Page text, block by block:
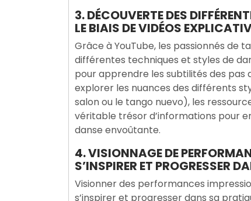
3. DÉCOUVERTE DES
LE BIAIS DE VIDÉOS
Grâce à YouTube, les passionnés de
différentes techniques et styles de
pour apprendre les subtilités des pas
explorer les nuances des différents
salon ou le tango nuevo), les
véritable trésor d’informations pour
danse envoûtante.
4. VISIONNAGE DE
S’INSPIRER ET PROGRESSER
Visionner des performances
s’inspirer et progresser dans sa